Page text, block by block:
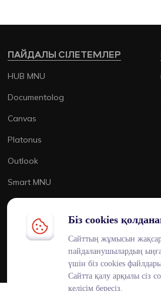
ПАЙДАЛЫ СІЛЕТЕМЛЕР
HUB MNU
Documentolog
Canvas
Platonus
Outlook
Smart MNU
Біз cookies
Сайттың жұмысын
пайдаланушылардың
үшін біз cookies
Сайтта қалу арқылы сіз
келісім бересіз.